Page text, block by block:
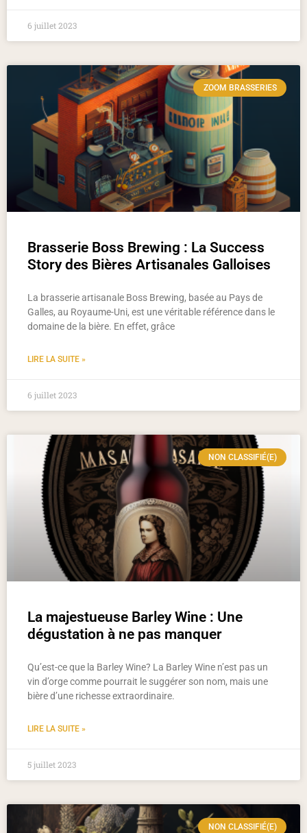
6 juillet 2023
ZOOM BRASSERIES
Brasserie Boss Brewing : La Success
Story des Bières Artisanales Galloises
La brasserie artisanale Boss Brewing, basée au Pays de
Galles, au Royaume-Uni, est une véritable référence dans le
domaine de la bière. En effet, grâce
LIRE LA SUITE »
6 juillet 2023
NON CLASSIFIÉ(E)
La majestueuse Barley Wine : Une
dégustation à ne pas manquer
Qu’est-ce que la Barley Wine? La Barley Wine n’est pas un
vin d’orge comme pourrait le suggérer son nom, mais une
bière d’une richesse extraordinaire.
LIRE LA SUITE »
5 juillet 2023
NON CLASSIFIÉ(E)